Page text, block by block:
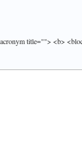
title=""> <b>